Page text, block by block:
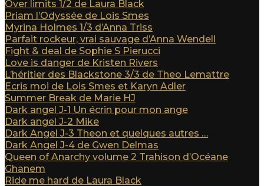
Over limits 1/2 de Laura Black
Priam l’Odyssée de Lois Smes
Myrina Holmes 1/3 d’Anna Triss
Parfait rockeur, vrai sauvage d’Anna Wendell
Fight & deal de Sophie S Pierucci
Love is danger de Kristen Rivers
L’héritier des Blackstone 3/3 de Theo Lemattre
Ecris moi de Lois Smes et Karyn Adler
Summer Break de Marie HJ
Dark angel J-1 Un écrin pour mon ange
Dark angel J-2 Mike
Dark Angel J-3 Theon et quelques autres …
Dark Angel J-4 de Gwen Delmas
Queen of Anarchy volume 2 Trahison d’Océane
Ghanem
Ride me hard de Laura Black